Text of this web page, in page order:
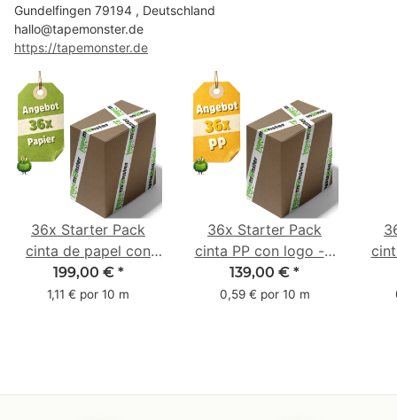
Gundelfingen 79194 , Deutschland
hallo@tapemonster.de
https://tapemonster.de
36x Starter Pack
cinta de papel con
logo - 1 color - 50
mm x 50 m - caucho
199,00 € *
1,11 € por 10 m
36x Starter Pack
cinta PP con logo - 1
color - 48 mm x 66 m
139,00 € *
0,59 € por 10 m
m